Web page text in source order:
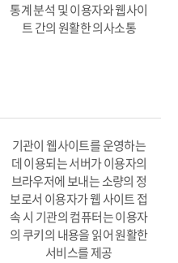
통계 분석 및 이용자와 웹사이
트 간의 원활한 의사소통
기관이 웹사이트를 운영하는
데 이용되는 서버가 이용자의
브라우저에 보내는 소량의 정
보로서 이용자가 웹 사이트 접
속 시 기관의 컴퓨터는 이용자
의 쿠키의 내용을 읽어 원활한
서비스를 제공